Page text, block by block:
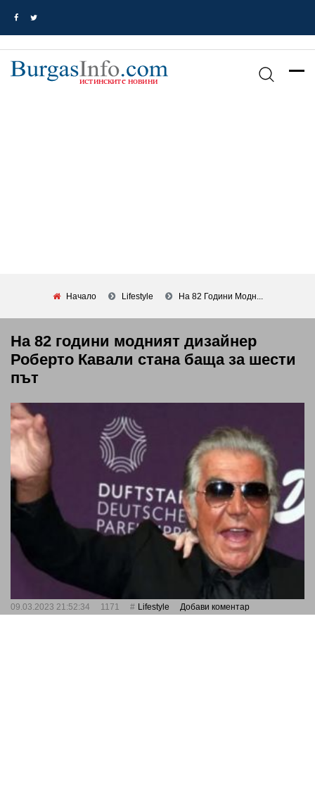
Начало Lifestyle На 82 Години Модн...
На 82 години модният дизайнер
Роберто Кавали стана баща за шести
път
09.03.2023 21:52:34 1171 Lifestyle Добави коментар